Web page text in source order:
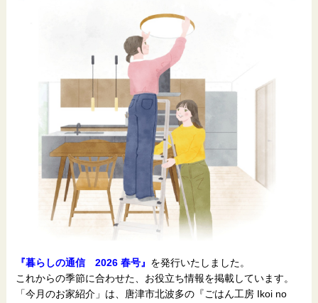
『暮らしの通信 2026 春号』 を発行いたしました。
これからの季節に合わせた、お役立ち情報を掲載しています。
「今月のお家紹介」は、唐津市北波多の『ごはん工房 Ikoi no